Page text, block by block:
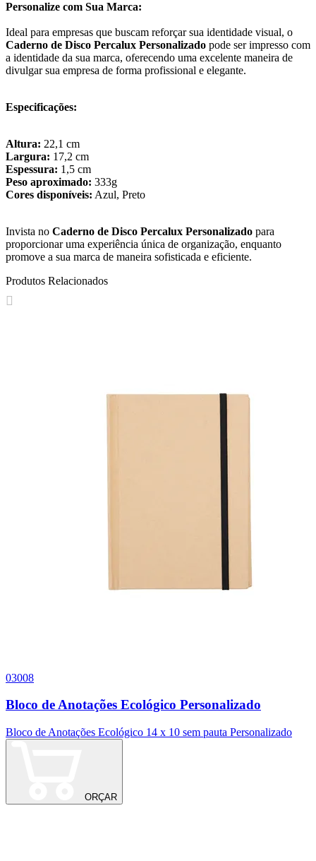
Personalize com Sua Marca:
Ideal para empresas que buscam reforçar sua identidade visual, o
Caderno de Disco Percalux Personalizado pode ser impresso com
a identidade da sua marca, oferecendo uma excelente maneira de
divulgar sua empresa de forma profissional e elegante.
Especificações:
Altura: 22,1 cm
Largura: 17,2 cm
Espessura: 1,5 cm
Peso aproximado: 333g
Cores disponíveis: Azul, Preto
Invista no Caderno de Disco Percalux Personalizado para
proporcionar uma experiência única de organização, enquanto
promove a sua marca de maneira sofisticada e eficiente.
Produtos Relacionados
03008
Bloco de Anotações Ecológico Personalizado
Bloco de Anotações Ecológico 14 x 10 sem pauta Personalizado
ORÇAR